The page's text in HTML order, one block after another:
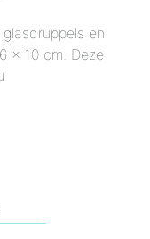
en
x 10 cm. Deze